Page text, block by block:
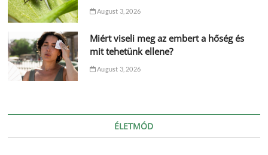
August 3, 2026
Miért viseli meg az embert a hőség és
mit tehetünk ellene?
August 3, 2026
ÉLETMÓD